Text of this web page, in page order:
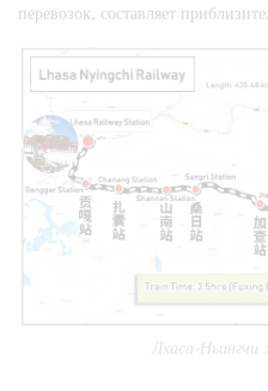
перевозок, составляет
Лхаса-Ньингчи